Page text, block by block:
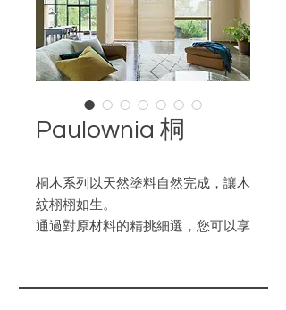
Paulownia 桐
桐木系列以天然塗料自然完成，讓木
紋栩栩如生。
通過對原材料的精挑細選，您可以享
泡桐木板條的特點是，由於陽光和熱